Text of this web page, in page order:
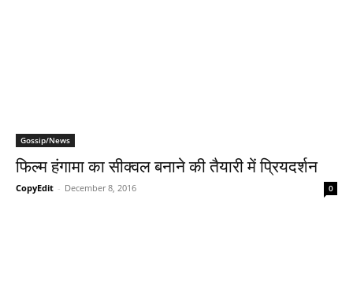
Gossip/News
फिल्‍म हंगामा का सीक्‍वल बनाने की तैयारी में प्रियदर्शन
CopyEdit - December 8, 2016 0